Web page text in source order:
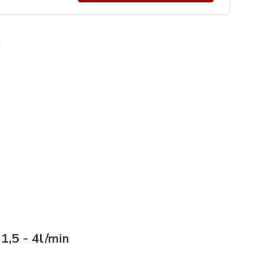
1,5 - 4l/min